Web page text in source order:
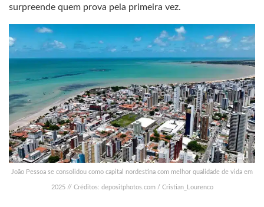
surpreende quem prova pela primeira vez.
João Pessoa se consolidou como capital nordestina com melhor qualidade de vida em
2025 // Créditos: depositphotos.com / Cristian_Lourenco